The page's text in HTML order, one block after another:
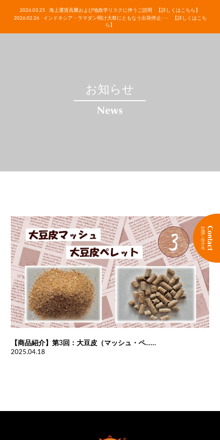
2026.03.25 海上運賃高騰および地政学リスクに伴うご説明
【詳しくはこちら】
2026.02.26
インドネシア・ラマダン明け大祭にともなう出荷停止･･･
【詳しくはこち
ら】
お知らせ
【商品紹介】第3回：大豆皮（マッシュ・ペ……
2025.04.18